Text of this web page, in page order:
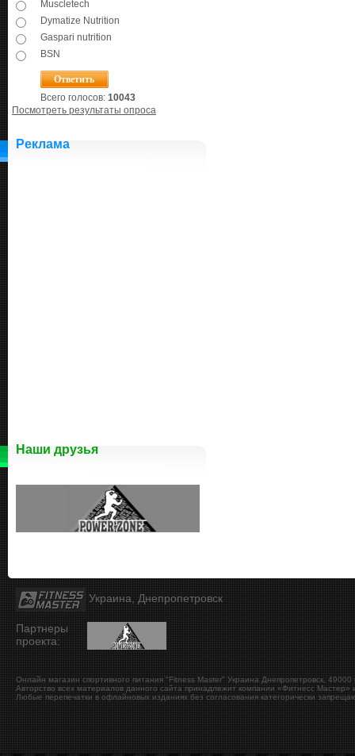
Muscletech
Dymatize Nutrition
Gaspari nutrition
BSN
Всего голосов: 10043
Посмотреть результаты опроса
Реклама
Наши друзья
Украина, Днепропетровск
Партнеры
проекта:
Онлайн магазин спортивного питания "Fitness Master" Украина Днепропетровск 49000
Авторство всех материалов данного сайта принадлежит компании «Фитнесс Мастер»
Любые перепечатки в офлайновых изданиях без согласования категорически